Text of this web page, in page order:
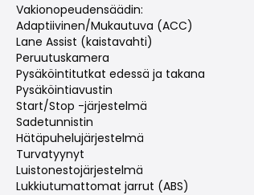
Vakionopeudensäädin:
Adaptiivinen/Mukautuva (ACC)
Lane Assist (kaistavahti)
Peruutuskamera
Pysäköintitutkat edessä ja takana
Pysäköintiavustin
Start/Stop -järjestelmä
Sadetunnistin
Hätäpuhelujärjestelmä
Turvatyynyt
Luistonestojärjestelmä
Lukkiutumattomat jarrut (ABS)